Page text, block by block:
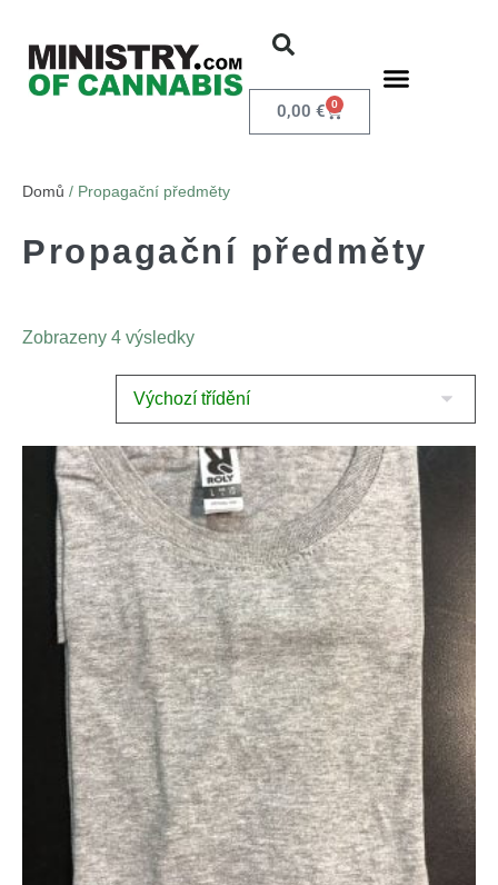
0,00 € 0
Domů / Propagační předměty
Propagační předměty
Zobrazeny 4 výsledky